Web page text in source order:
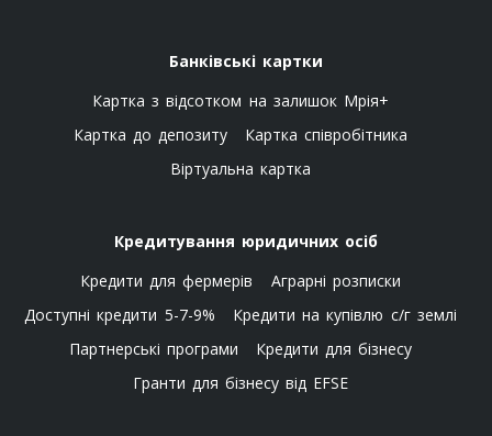
Банківські картки
Картка з відсотком на залишок Мрія+
Картка до депозиту
Картка співробітника
Віртуальна картка
Кредитування юридичних осіб
Кредити для фермерів
Аграрні розписки
Доступні кредити 5-7-9%
Кредити на купівлю с/г землі
Партнерські програми
Кредити для бізнесу
Гранти для бізнесу від EFSE